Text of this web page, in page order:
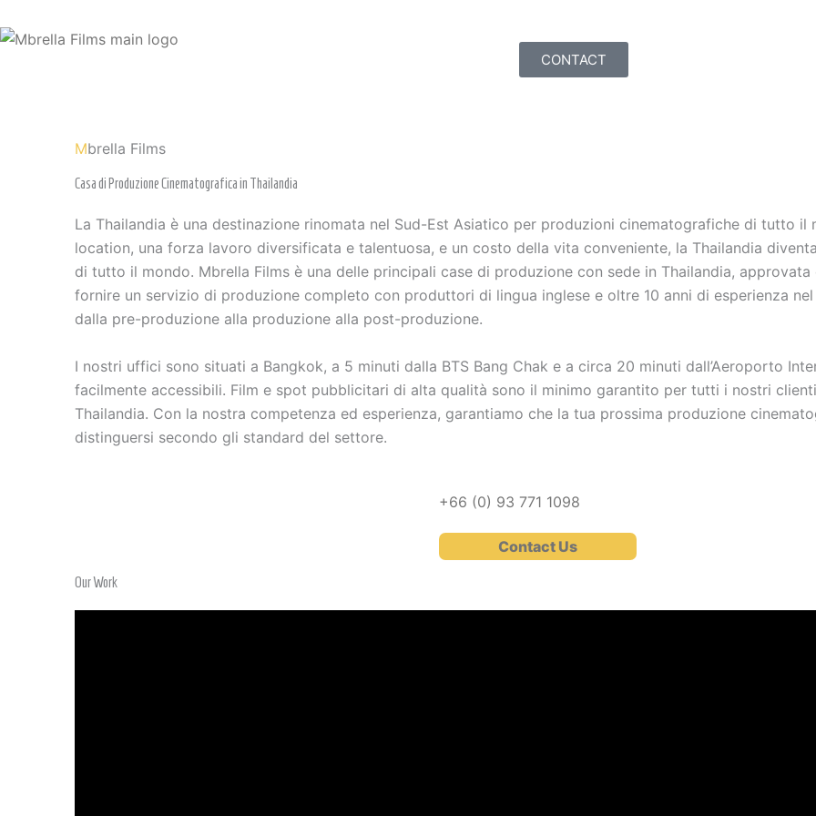
al
CONTACT
Mbrella Films
Casa di Produzione Cinematografica in Thailandia
La Thailandia è una destinazione rinomata nel Sud-Est Asiatico per produzioni cinematografiche di tutto il
location, una forza lavoro diversificata e talentuosa, e un costo della vita conveniente, la Thailandia
di tutto il mondo. Mbrella Films è una delle principali case di produzione con sede in Thailandia,
fornire un servizio di produzione completo con produttori di lingua inglese e oltre 10 anni di esperienza
dalla pre-produzione alla produzione alla post-produzione.
I nostri uffici sono situati a Bangkok, a 5 minuti dalla BTS Bang Chak e a circa 20 minuti dall’Aeroporto
facilmente accessibili. Film e spot pubblicitari di alta qualità sono il minimo garantito per tutti i nostri
Thailandia. Con la nostra competenza ed esperienza, garantiamo che la tua prossima produzione
distinguersi secondo gli standard del settore.
+66 (0) 93 771 1098
Contact Us
Our Work